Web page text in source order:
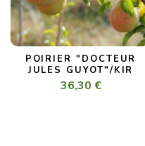
POIRIER "DOCTEUR
JULES GUYOT"/KIR
36,30 €